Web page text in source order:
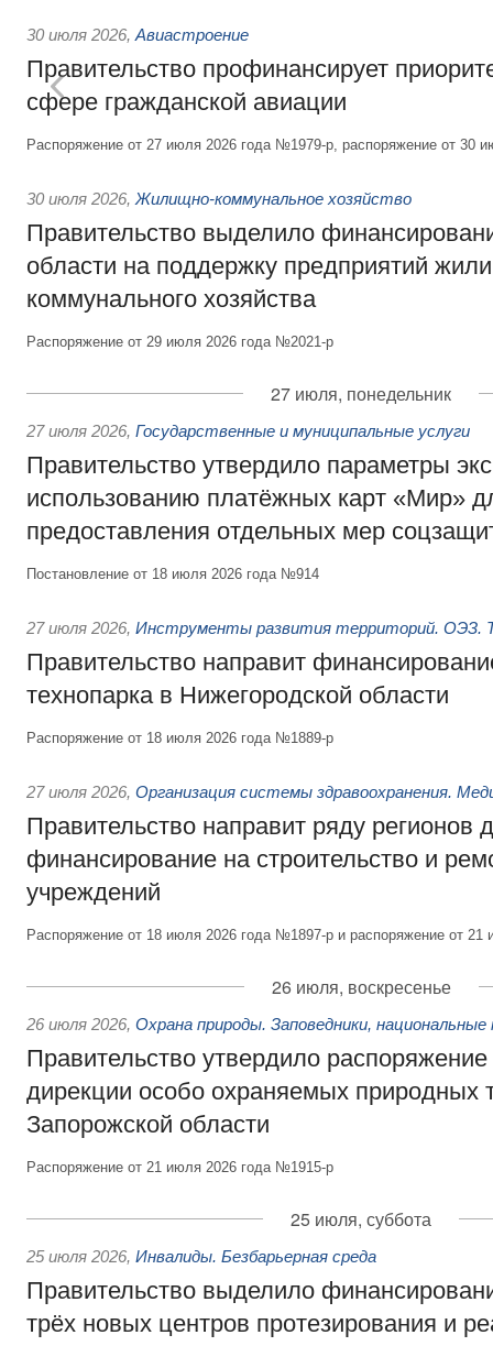
30 июля 2026, Авиастроение
Правительство профинансирует
сфере гражданской авиации
Распоряжение от 27 июля 2026 года №1979-р, распоряжение от 30
30 июля 2026, Жилищно-коммунальное хозяйство
Правительство выделило
области на поддержку предприятий
коммунального хозяйства
Распоряжение от 29 июля 2026 года №2021-р
27 июля, понедельник
27 июля 2026, Государственные и муниципальные услуги
Правительство утвердило параметры
использованию платёжных карт «Мир»
предоставления отдельных мер
Постановление от 18 июля 2026 года №914
27 июля 2026, Инструменты развития территорий. ОЭЗ.
Правительство направит
технопарка в Нижегородской области
Распоряжение от 18 июля 2026 года №1889-р
27 июля 2026, Организация системы здравоохранения.
Правительство направит ряду регионов
финансирование на строительство и
учреждений
Распоряжение от 18 июля 2026 года №1897-р и распоряжение от
26 июля, воскресенье
26 июля 2026, Охрана природы. Заповедники, национальные
Правительство утвердило
дирекции особо охраняемых природных
Запорожской области
Распоряжение от 21 июля 2026 года №1915-р
25 июля, суббота
25 июля 2026, Инвалиды. Безбарьерная среда
Правительство выделило
трёх новых центров протезирования и